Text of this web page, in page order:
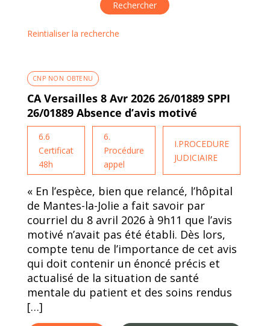
Reintialiser la recherche
CNP NON OBTENU
CA Versailles 8 Avr 2026 26/01889 SPPI
26/01889 Absence d’avis motivé
6.6
Certificat
48h
6.
Procédure
appel
I.PROCEDURE
JUDICIAIRE
« En l’espèce, bien que relancé, l’hôpital
de Mantes-la-Jolie a fait savoir par
courriel du 8 avril 2026 à 9h11 que l’avis
motivé n’avait pas été établi. Dès lors,
compte tenu de l’importance de cet avis
qui doit contenir un énoncé précis et
actualisé de la situation de santé
mentale du patient et des soins rendus
[…]